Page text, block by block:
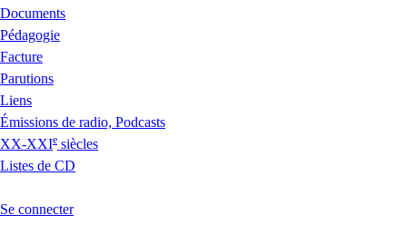
Documents
Pédagogie
Facture
Parutions
Liens
Émissions de radio, Podcasts
XX-XXIe siècles
Listes de CD
Se connecter